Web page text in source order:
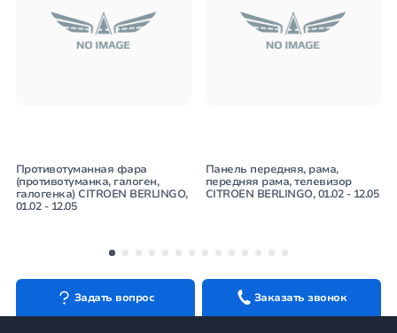
Противотуманная фара
(противотуманка, галоген,
галогенка) CITROEN BERLINGO,
01.02 - 12.05
Панель передняя, рама,
передняя рама, телевизор
CITROEN BERLINGO, 01.02 - 12.05
Задать вопрос Заказать звонок